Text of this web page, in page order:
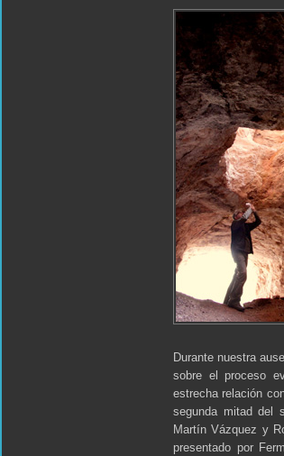
Durante nuestra
sobre el proceso
estrecha relación
segunda mitad del
Martín Vázquez y
presentado por